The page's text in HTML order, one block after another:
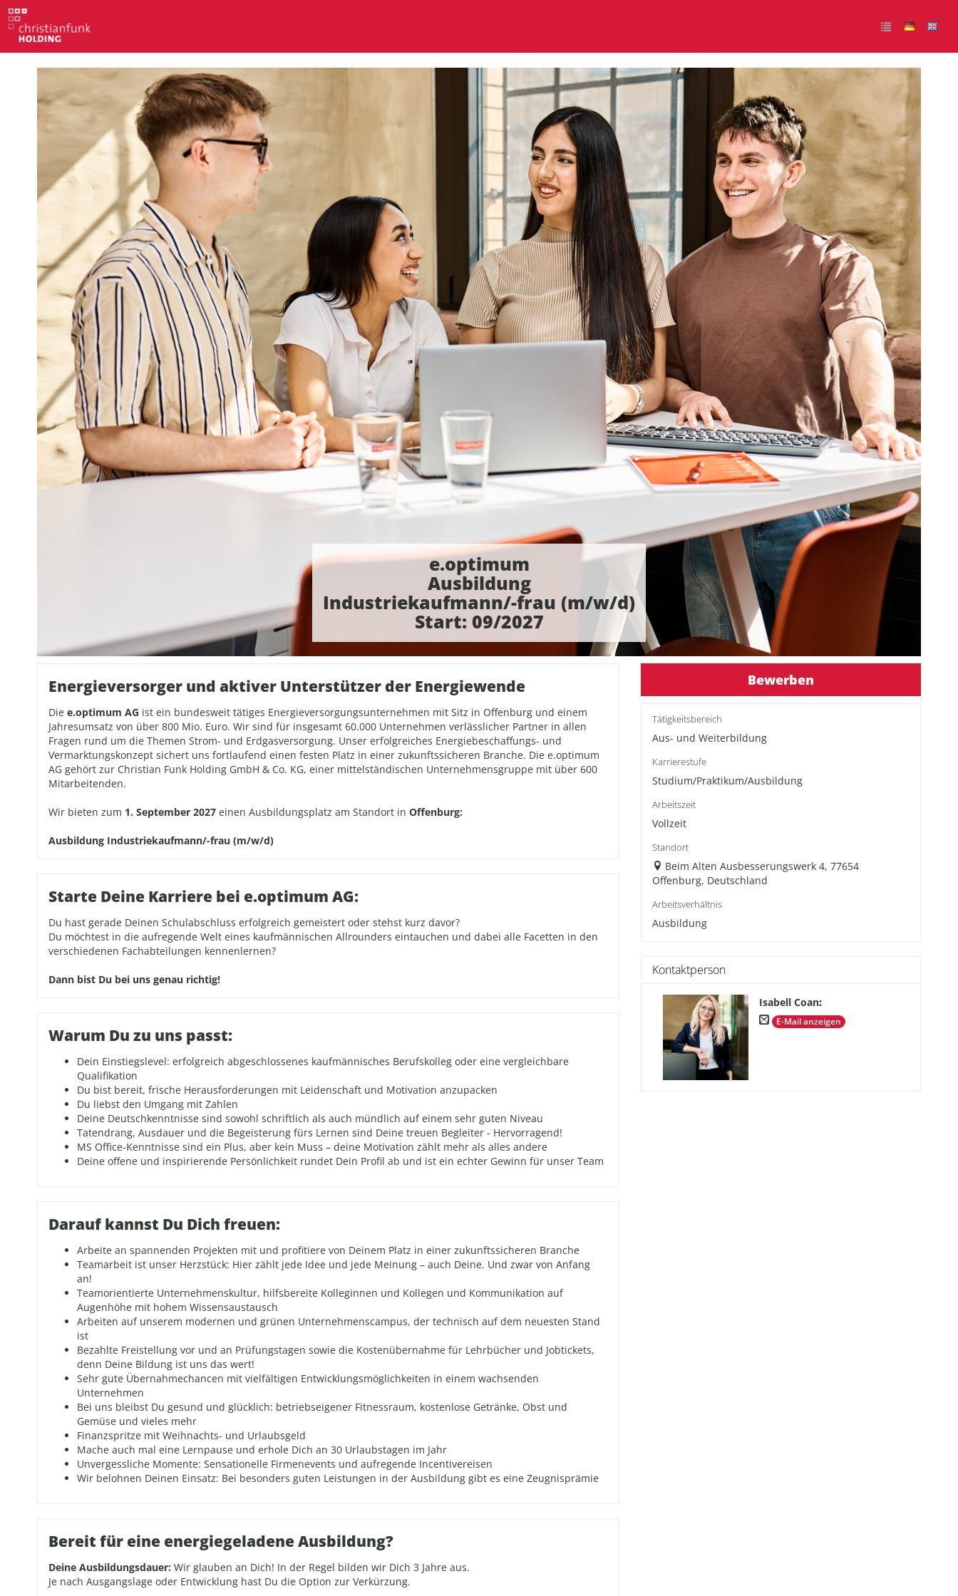
e.optimum
Ausbildung
Industriekaufmann/-frau (m/w/d)
Start: 09/2027
Energieversorger und aktiver Unterstützer der Energiewende
Die e.optimum AG ist ein bundesweit tätiges Energieversorgungsunternehmen mit Sitz in Offenburg und einem
Jahresumsatz von über 800 Mio. Euro. Wir sind für insgesamt 60.000 Unternehmen verlässlicher Partner in allen
Fragen rund um die Themen Strom- und Erdgasversorgung. Unser erfolgreiches Energiebeschaffungs- und
Vermarktungskonzept sichert uns fortlaufend einen festen Platz in einer zukunftssicheren Branche. Die e.optimum
AG gehört zur Christian Funk Holding GmbH & Co. KG, einer mittelständischen Unternehmensgruppe mit über 600
Mitarbeitenden.
Wir bieten zum 1. September 2027 einen Ausbildungsplatz am Standort in Offenburg:
Ausbildung Industriekaufmann/-frau (m/w/d)
Starte Deine Karriere bei e.optimum AG:
Du hast gerade Deinen Schulabschluss erfolgreich gemeistert oder stehst kurz davor?
Du möchtest in die aufregende Welt eines kaufmännischen Allrounders eintauchen und dabei alle Facetten in den
verschiedenen Fachabteilungen kennenlernen?
Dann bist Du bei uns genau richtig!
Warum Du zu uns passt:
Dein Einstiegslevel: erfolgreich abgeschlossenes kaufmännisches Berufskolleg oder eine vergleichbare
Qualifikation
Du bist bereit, frische Herausforderungen mit Leidenschaft und Motivation anzupacken
Du liebst den Umgang mit Zahlen
Deine Deutschkenntnisse sind sowohl schriftlich als auch mündlich auf einem sehr guten Niveau
Tatendrang, Ausdauer und die Begeisterung fürs Lernen sind Deine treuen Begleiter - Hervorragend!
MS Office-Kenntnisse sind ein Plus, aber kein Muss – deine Motivation zählt mehr als alles andere
Deine offene und inspirierende Persönlichkeit rundet Dein Profil ab und ist ein echter Gewinn für unser Team
Darauf kannst Du Dich freuen:
Arbeite an spannenden Projekten mit und profitiere von Deinem Platz in einer zukunftssicheren Branche
Teamarbeit ist unser Herzstück: Hier zählt jede Idee und jede Meinung – auch Deine. Und zwar von Anfang
an!
Teamorientierte Unternehmenskultur, hilfsbereite Kolleginnen und Kollegen und Kommunikation auf
Augenhöhe mit hohem Wissensaustausch
Arbeiten auf unserem modernen und grünen Unternehmenscampus, der technisch auf dem neuesten Stand
ist
Bezahlte Freistellung vor und an Prüfungstagen sowie die Kostenübernahme für Lehrbücher und Jobtickets,
denn Deine Bildung ist uns das wert!
Sehr gute Übernahmechancen mit vielfältigen Entwicklungsmöglichkeiten in einem wachsenden
Unternehmen
Bei uns bleibst Du gesund und glücklich: betriebseigener Fitnessraum, kostenlose Getränke, Obst und
Gemüse und vieles mehr
Finanzspritze mit Weihnachts- und Urlaubsgeld
Mache auch mal eine Lernpause und erhole Dich an 30 Urlaubstagen im Jahr
Unvergessliche Momente: Sensationelle Firmenevents und aufregende Incentivereisen
Wir belohnen Deinen Einsatz: Bei besonders guten Leistungen in der Ausbildung gibt es eine Zeugnisprämie
Bereit für eine energiegeladene Ausbildung?
Deine Ausbildungsdauer: Wir glauben an Dich! In der Regel bilden wir Dich 3 Jahre aus.
Je nach Ausgangslage oder Entwicklung hast Du die Option zur Verkürzung.
Bewerben
Tätigkeitsbereich
Aus- und Weiterbildung
Karrierestufe
Studium/Praktikum/Ausbildung
Arbeitszeit
Vollzeit
Standort
Beim Alten Ausbesserungswerk 4, 77654
Offenburg, Deutschland
Arbeitsverhältnis
Ausbildung
Kontaktperson
Isabell Coan:
E-Mail anzeigen